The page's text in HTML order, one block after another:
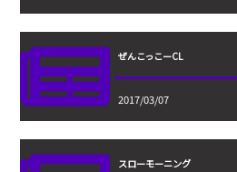
ぜんこっこーCL
2017/03/07
スローモーニング